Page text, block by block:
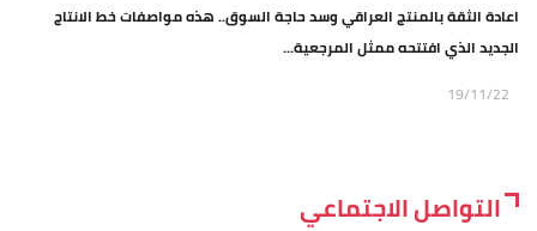
اعادة الثقة بالمنتج العراقي وسد حاجة السوق.. هذه مواصفات خط الانتاج
الجديد الذي افتتحه ممثل المرجعية...
19/11/22
التواصل الاجتماعي